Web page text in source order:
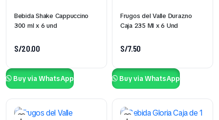
Bebida Shake Cappuccino
300 ml x 6 und
S/20.00
Buy via WhatsApp
Frugos del Valle Durazno
Caja 235 Ml x 6 Und
S/7.50
Buy via WhatsApp